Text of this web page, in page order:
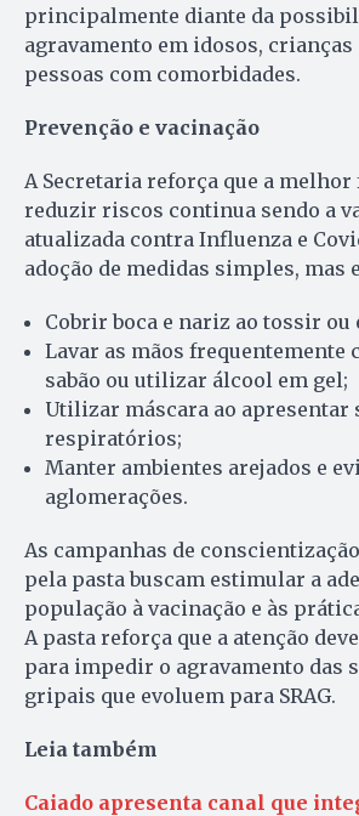
principalmente diante da
agravamento em idosos, crianças
pessoas com comorbidades.
Prevenção e vacinação
A Secretaria reforça que a melhor
reduzir riscos continua sendo a
atualizada contra Influenza e
adoção de medidas simples, mas
Cobrir boca e nariz ao tossir
Lavar as mãos frequentemente
sabão ou utilizar álcool em gel;
Utilizar máscara ao apresentar
respiratórios;
Manter ambientes arejados e
aglomerações.
As campanhas de
pela pasta buscam estimular a
população à vacinação e às
A pasta reforça que a atenção
para impedir o agravamento das
gripais que evoluem para SRAG.
Leia também
Caiado apresenta canal que